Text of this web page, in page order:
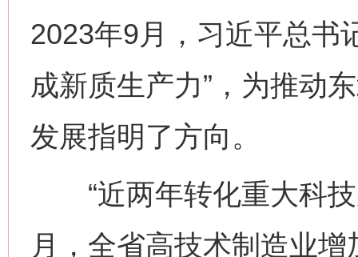
2023年9月，习近平总书
成新质生产力”，为推动
发展指明了方向。
“近两年转化重大科技
月，全省高技术制造业